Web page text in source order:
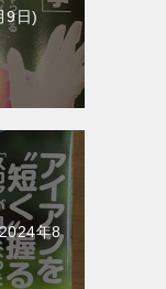
9日
2024年8